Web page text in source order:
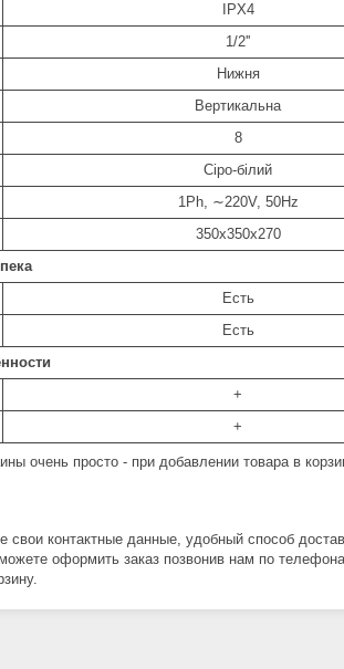
IPX4
1/2''
Нижня
Вертикальна
8
Сіро-білий
1Ph, ∼220V, 50Hz
350х350х270
Есть
Есть
+
+
очень просто - при добавлении товара в
свои контактные данные, удобный способ
оформить заказ позвонив нам по